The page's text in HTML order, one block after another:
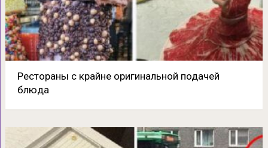
Рестораны с крайне оригинальной подачей
блюда